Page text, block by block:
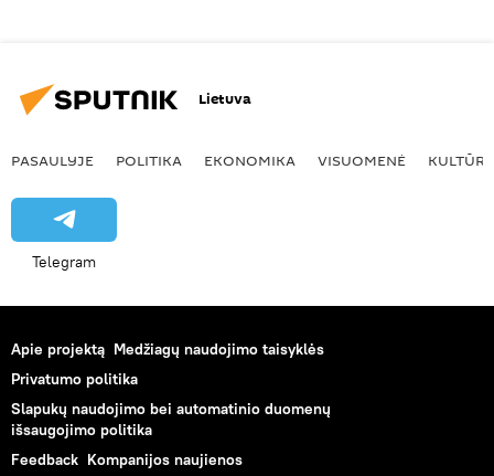
Lietuva
PASAULYJE POLITIKA EKONOMIKA VISUOMENĖ KULTŪRA
Telegram
Apie projektą Medžiagų naudojimo taisyklės
Privatumo politika
Slapukų naudojimo bei automatinio duomenų
išsaugojimo politika
Feedback Kompanijos naujienos